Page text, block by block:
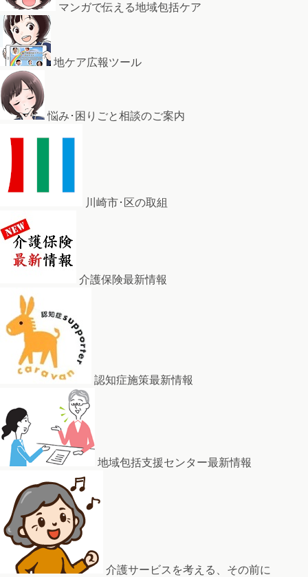
マンガで伝える地域包括ケア
地ケア広報ツール
悩み･困りごと相談のご案内
川崎市･区の取組
介護保険最新情報
認知症施策最新情報
地域包括支援センター最新情報
介護サービスを考える、その前に